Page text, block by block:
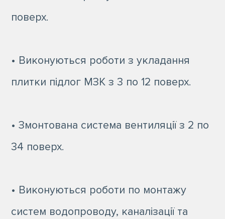
поверх.
• Виконуються роботи з укладання
плитки підлог МЗК з 3 по 12 поверх.
• Змонтована система вентиляції з 2 по
34 поверх.
• Виконуються роботи по монтажу
систем водопроводу, каналізації та